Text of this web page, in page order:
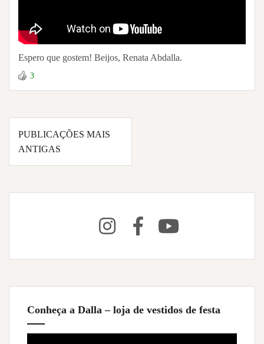
Espero que gostem! Beijos, Renata Abdalla.
3
Navegação
por
posts
PUBLICAÇÕES MAIS
ANTIGAS
Conheça a Dalla – loja de vestidos de festa